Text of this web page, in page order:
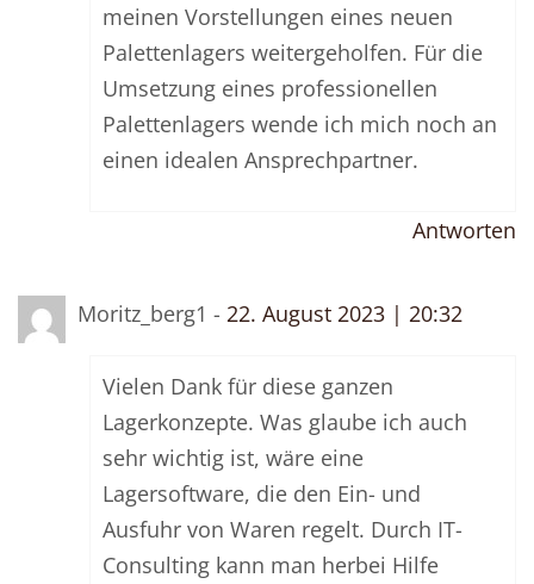
meinen Vorstellungen eines neuen
Palettenlagers weitergeholfen. Für die
Umsetzung eines professionellen
Palettenlagers wende ich mich noch an
einen idealen Ansprechpartner.
Antworten
Moritz_berg1 - 22. August 2023 | 20:32
Vielen Dank für diese ganzen
Lagerkonzepte. Was glaube ich auch
sehr wichtig ist, wäre eine
Lagersoftware, die den Ein- und
Ausfuhr von Waren regelt. Durch IT-
Consulting kann man herbei Hilfe